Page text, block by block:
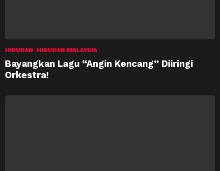
HIBURAN HIBURAN MALAYSIA
Bayangkan Lagu “Angin Kencang” Diiringi
Orkestra!